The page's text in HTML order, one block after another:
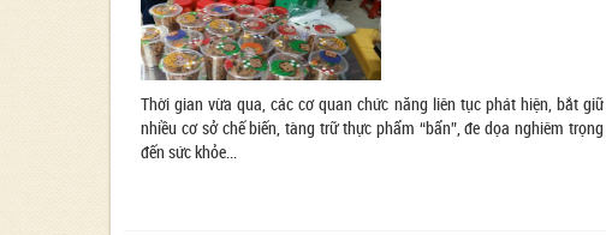
Thời gian vừa qua, các cơ quan chức năng liên tục phát hiện, bắt giữ
nhiều cơ sở chế biến, tàng trữ thực phẩm “bẩn”, đe dọa nghiêm trọng
đến sức khỏe...